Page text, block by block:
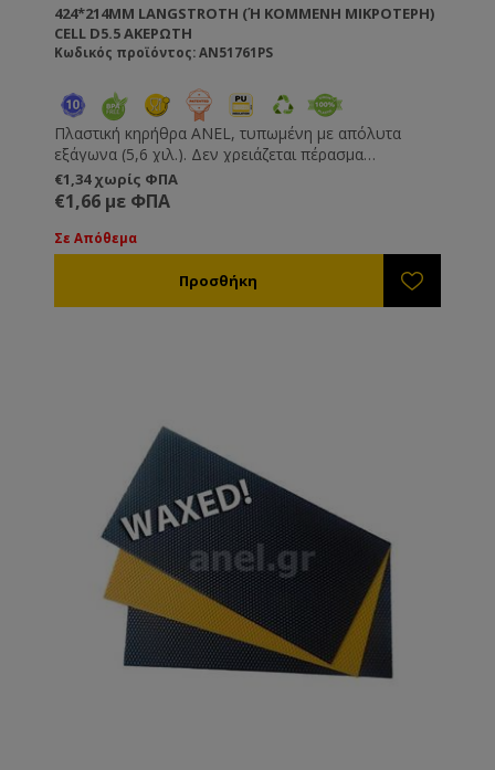
424*214MM LANGSTROTH (Ή ΚΟΜΜΈΝΗ ΜΙΚΡΌΤΕΡΗ) C
ELL D5.5 ΑΚΈΡΩΤΗ
Κωδικός προϊόντος: AN51761PS
Πλαστική κηρήθρα ANEL, τυπωμένη με απόλυτα
εξάγωνα (5,6 χιλ.). Δεν χρειάζεται πέρασμα
πριτσινιών και σύρματος στο πλαίσιο που θα
τοποθετηθούν. Απλά προμηθευτείτε τα αντίστοιχα
ξύλινα πλαίσια που διαθέτουν σχισμή και στον
κηρηθροφορέα και στο κάτω πηχάκι από εμάς.
Διαφορετικά με πολύ μικρό κόπο διαμορφώστε τα
δικά σας υπάρχοντα πλαίσια ούτως ώστε να
μπορείτε να χρησιμοποιήσετε μεγαλύτερες ταχύτητες
χωρίς να καταστρέφεται η κηρήθρα. Ιδιαίτερα χρήσιμη
για σφιχτά μέλια όπως το έλατο και η βανίλια
Μαινάλου. Όλες οι πλαστικές κηρήθρες ANEL
διατίθενται επικερωμένες ή ακέρωτες. Εάν θέλετε να
κερώσετε εσείς τις κηρήθρες μπορείτε ή να τις
εμβαπτίσετε σε λιωμένο κερί θερμοκρασίας 60-70ºC
ή να τις κερώσετε με τη βοήθεια ενός ρολού το
οποίο βουτάτε μέσα στο λιωμένο κερί.
Κατασκευασμένη από πλαστικό κατάλληλο για
τρόφιμα. TIP: Η πλαστική κηρήθρα ANEL
απολυμαίνεται σε διάλυμα καυστικής ποτάσας 5% σε
€1,34 χωρίς ΦΠΑ
€1,66 με ΦΠΑ
Σε Απόθεμα